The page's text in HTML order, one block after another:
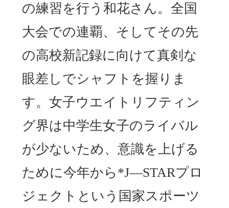
の練習を行う和花さん。全国
大会での連覇、そしてその先
の高校新記録に向けて真剣な
眼差しでシャフトを握りま
す。女子ウエイトリフティン
グ界は中学生女子のライバル
が少ないため、意識を上げる
ために今年から*J―STARプロ
ジェクトという国家スポーツ